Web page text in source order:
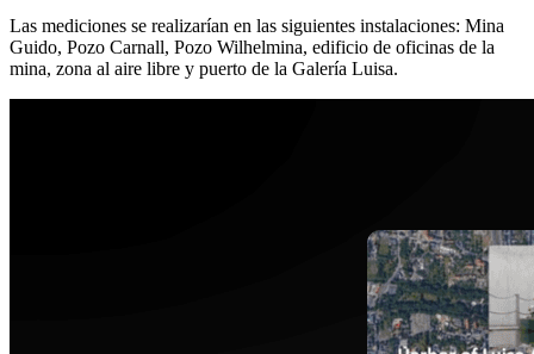
Las mediciones se realizarían en las siguientes instalaciones: Mina
Guido, Pozo Carnall, Pozo Wilhelmina, edificio de oficinas de la
mina, zona al aire libre y puerto de la Galería Luisa.